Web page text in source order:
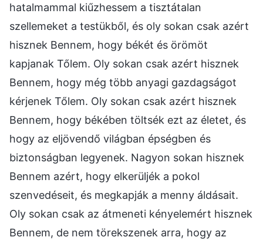
hatalmammal kiűzhessem a tisztátalan
szellemeket a testükből, és oly sokan csak azért
hisznek Bennem, hogy békét és örömöt
kapjanak Tőlem. Oly sokan csak azért hisznek
Bennem, hogy még több anyagi gazdagságot
kérjenek Tőlem. Oly sokan csak azért hisznek
Bennem, hogy békében töltsék ezt az életet, és
hogy az eljövendő világban épségben és
biztonságban legyenek. Nagyon sokan hisznek
Bennem azért, hogy elkerüljék a pokol
szenvedéseit, és megkapják a menny áldásait.
Oly sokan csak az átmeneti kényelemért hisznek
Bennem, de nem törekszenek arra, hogy az